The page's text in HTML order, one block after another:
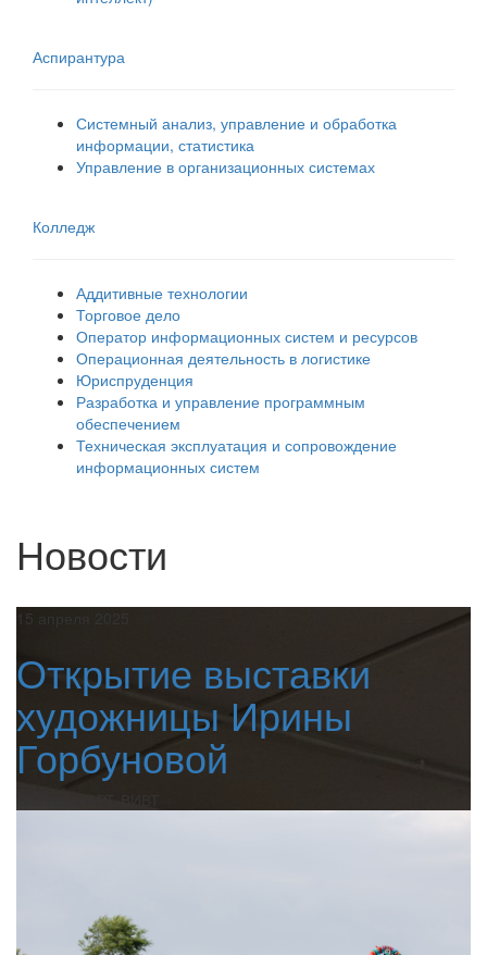
Аспирантура
Системный анализ, управление и обработка
информации, статистика
Управление в организационных системах
Колледж
Аддитивные технологии
Торговое дело
Оператор информационных систем и ресурсов
Операционная деятельность в логистике
Юриспруденция
Разработка и управление программным
обеспечением
Техническая эксплуатация и сопровождение
информационных систем
Новости
15 апреля 2025
Открытие выставки
художницы Ирины
Горбуновой